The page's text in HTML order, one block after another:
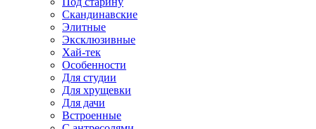
Скандинавские
Элитные
Эксклюзивные
Хай-тек
Особенности
Для студии
Для хрущевки
Для дачи
Встроенные